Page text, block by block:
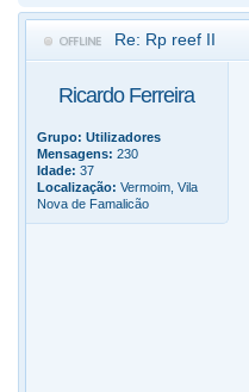
Re: Rp reef II
Ricardo Ferreira
Grupo: Utilizadores
Mensagens: 230
Idade: 37
Localização: Vermoim, Vila
Nova de Famalicão